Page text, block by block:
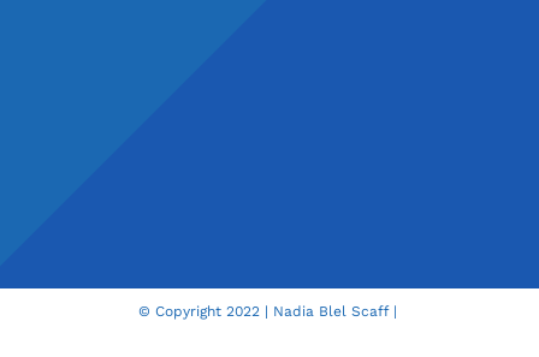
© Copyright 2022 | Nadia Blel Scaff |